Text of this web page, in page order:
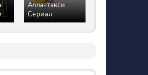
Алла-такси
Сериал